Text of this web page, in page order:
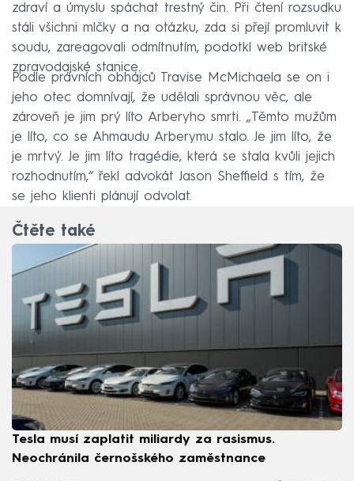
zdraví a úmyslu spáchat trestný čin. Při čtení rozsudku
stáli všichni mlčky a na otázku, zda si přejí promluvit k
soudu, zareagovali odmítnutím, podotkl web britské
zpravodajské stanice.
Podle právních obhájců Travise McMichaela se on i
jeho otec domnívají, že udělali správnou věc, ale
zároveň je jim prý líto Arberyho smrti. „Těmto mužům
je líto, co se Ahmaudu Arberymu stalo. Je jim líto, že
je mrtvý. Je jim líto tragédie, která se stala kvůli jejich
rozhodnutím,“ řekl advokát Jason Sheffield s tím, že
se jeho klienti plánují odvolat.
Čtěte také
Tesla musí zaplatit miliardy za rasismus.
Neochránila černošského zaměstnance